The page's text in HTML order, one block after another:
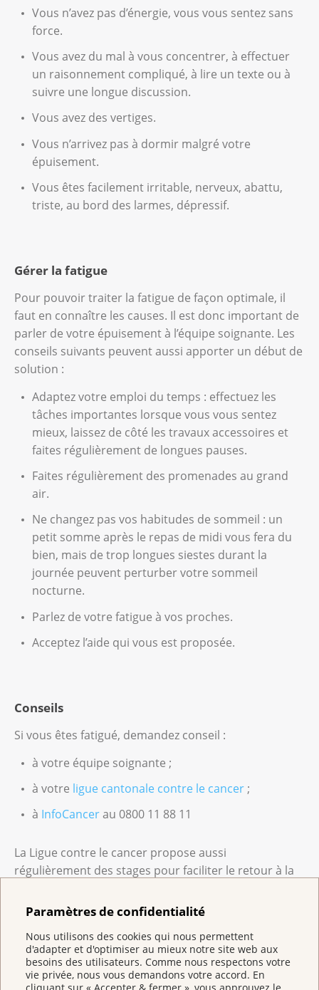
Paramètres de confidentialité
Nous utilisons des cookies qui nous permettent
d'adapter et d'optimiser au mieux notre site web aux
besoins des utilisateurs. Comme nous respectons votre
vie privée, nous vous demandons votre accord. En
Vous n’avez pas d’énergie, vous vous sentez sans
force.
Vous avez du mal à vous concentrer, à effectuer
un raisonnement compliqué, à lire un texte ou à
suivre une longue discussion.
Vous avez des vertiges.
Vous n’arrivez pas à dormir malgré votre
épuisement.
Vous êtes facilement irritable, nerveux, abattu,
triste, au bord des larmes, dépressif.
Gérer la fatigue
Pour pouvoir traiter la fatigue de façon optimale, il
faut en connaître les causes. Il est donc important de
parler de votre épuisement à l’équipe soignante. Les
conseils suivants peuvent aussi apporter un début de
solution :
Adaptez votre emploi du temps : effectuez les
tâches importantes lorsque vous vous sentez
mieux, laissez de côté les travaux accessoires et
faites régulièrement de longues pauses.
Faites régulièrement des promenades au grand
air.
Ne changez pas vos habitudes de sommeil : un
petit somme après le repas de midi vous fera du
bien, mais de trop longues siestes durant la
journée peuvent perturber votre sommeil
nocturne.
Parlez de votre fatigue à vos proches.
Acceptez l’aide qui vous est proposée.
Conseils
Si vous êtes fatigué, demandez conseil :
à votre équipe soignante ;
à votre ligue cantonale contre le cancer ;
à InfoCancerau 0800 11 88 11
La Ligue contre le cancer propose aussi
régulièrement des stages pour faciliter le retour à la
Vous trouverez également de précieuses
La brochure « Fatigue et cancer »